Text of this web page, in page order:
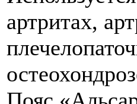
артритах,